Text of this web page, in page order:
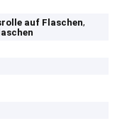
auf Flaschen,